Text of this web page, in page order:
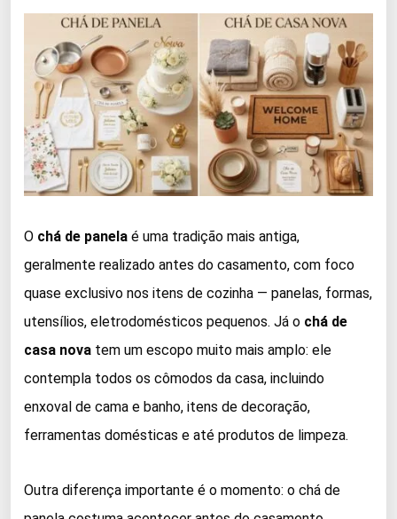
O chá de panela é uma tradição mais antiga,
geralmente realizado antes do casamento, com foco
quase exclusivo nos itens de cozinha — panelas, formas,
utensílios, eletrodomésticos pequenos. Já o chá de
casa nova tem um escopo muito mais amplo: ele
contempla todos os cômodos da casa, incluindo
enxoval de cama e banho, itens de decoração,
ferramentas domésticas e até produtos de limpeza.
Outra diferença importante é o momento: o chá de